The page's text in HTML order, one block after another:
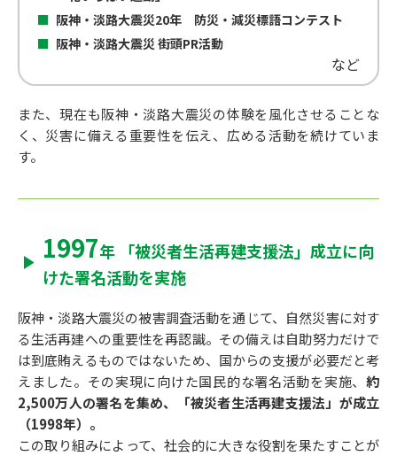
阪神・淡路大震災20年 防災・減災標語コンテスト
阪神・淡路大震災 街頭PR活動
など
また、現在も阪神・淡路大震災の体験を風化させることな
く、災害に備える重要性を伝え、広める活動を続けていま
す。
1997年 「被災者生活再建支援法」 成立に向
けた署名活動を実施
阪神・淡路大震災の被害調査活動を通じて、自然災害に対す
る生活再建への重要性を再認識。その備えは自助努力だけで
は到底賄えるものではないため、国からの支援が必要だと考
えました。 その実現に向けた国民的な署名活動を実施、約
2,500万人の署名を集め、「被災者生活再建支援法」が成立
（1998年）。
この取り組みによって、社会的に大きな役割を果たすことが